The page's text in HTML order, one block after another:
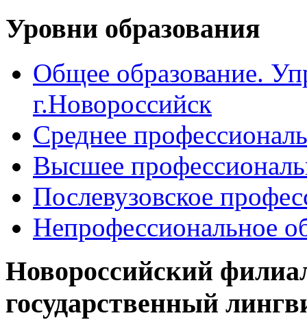
Уровни образования
Общее образование.
г.Новороссийск
Среднее
Высшее
Послевузовское
Непрофессиональное
Новороссийский
государственный